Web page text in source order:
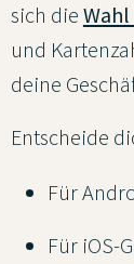
sich die
und
deine
Entscheide
Für
Für iOS-